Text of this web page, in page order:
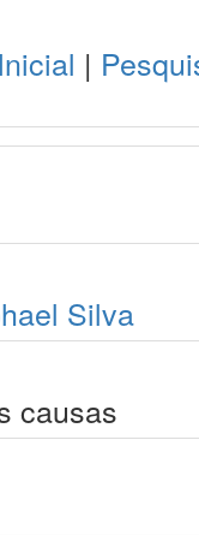
|
Silva
causas